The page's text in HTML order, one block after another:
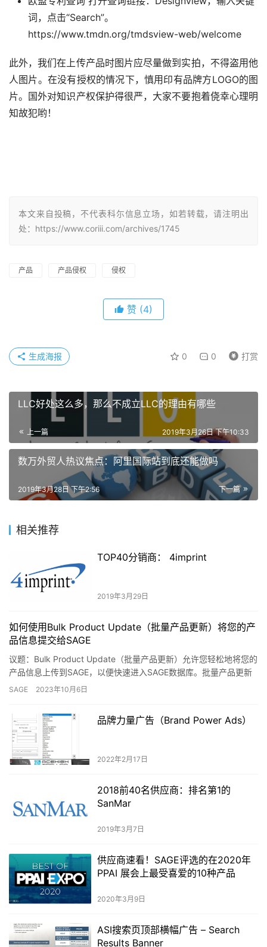
词，点击“Search”。
https://www.tmdn.org/tmdsview-web/welcome
此外，我们在上传产品时图片应尽量做到实拍，不得盗用他
人图片。在没有授权的情况下，慎用印有品牌方LOGO的图
片。国外对知识产权保护得很严，大家不要抱着侥幸心理明
知故犯哟！
本文来自投稿，不代表科尓信息立场，如若转载，请注明出
处：https://www.coriii.com/archives/1745
产品 产品侵权 侵权
赞 (4)
0 0 打赏
生成海报
LLC好处这么多，那么不成立LLC的理由有哪些
上一篇 2019年3月26日 下午10:33
数万外贸人热议焦点：阿里国际站到底还能做吗
下一篇
2019年3月28日 下午2:56
相关推荐
TOP40分销商： 4imprint
2019年3月29日
如何使用Bulk Product Update（批量产品更新）将您的产
品信息提交给SAGE
议题：Bulk Product Update（批量产品更新）允许您轻松地将您的
产品信息上传到SAGE，以便快速进入SAGE数据库。批量产品更新
适用于所有SAGE优势会员，无需额外付…
SAGE 2023年10月6日
品牌力量广告（Brand Power Ads）
2022年2月17日
2018前40名供应商：排名第1的
SanMar
2019年3月7日
供应商速看！SAGE评选的在2020年
PPAI 展会上最受喜爱的10种产品
2020年3月9日
ASI搜索页顶部横幅广告 – Search
Results Banner